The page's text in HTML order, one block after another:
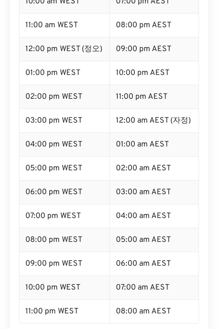
11:00 am WEST 08:00 pm AEST
12:00 pm WEST (정오) 09:00 pm AEST
01:00 pm WEST 10:00 pm AEST
02:00 pm WEST 11:00 pm AEST
03:00 pm WEST 12:00 am AEST (자정)
04:00 pm WEST 01:00 am AEST
05:00 pm WEST 02:00 am AEST
06:00 pm WEST 03:00 am AEST
07:00 pm WEST 04:00 am AEST
08:00 pm WEST 05:00 am AEST
09:00 pm WEST 06:00 am AEST
10:00 pm WEST 07:00 am AEST
11:00 pm WEST 08:00 am AEST